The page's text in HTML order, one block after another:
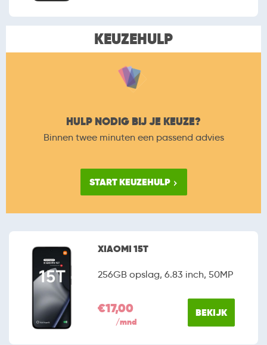
KEUZEHULP
HULP NODIG BIJ JE KEUZE?
Binnen twee minuten een passend advies
START KEUZEHULP
XIAOMI 15T
256GB opslag, 6.83 inch, 50MP
€17,00
/mnd
BEKIJK